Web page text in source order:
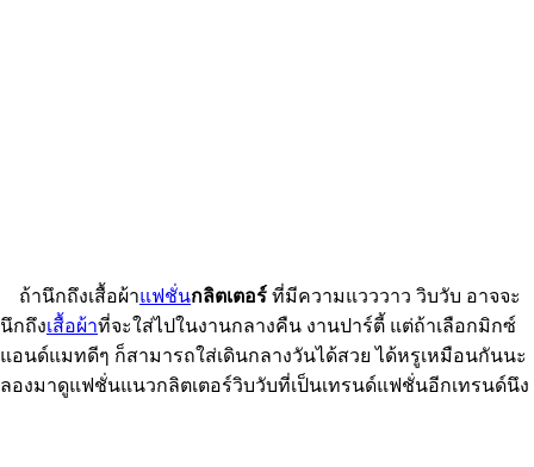
ถ้านึกถึงเสื้อผ้าแฟชั่นกลิตเตอร์ ที่มีความแวววาว วิบวับ อาจจะ
นึกถึงเสื้อผ้าที่จะใส่ไปในงานกลางคืน งานปาร์ตี้ แต่ถ้าเลือกมิกซ์
แอนด์แมทดีๆ ก็สามารถใส่เดินกลางวันได้สวย ได้หรูเหมือนกันนะ
ลองมาดูแฟชั่นแนวกลิตเตอร์วิบวับที่เป็นเทรนด์แฟชั่นอีกเทรนด์นึง